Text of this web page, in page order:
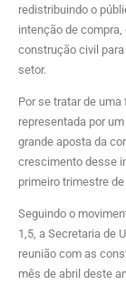
redistribuindo o
intenção de
construção civil
setor.
Por se tratar de
representada por
grande aposta da
crescimento desse
primeiro trimestre de
Seguindo o
1,5, a Secretaria de
reunião com as
mês de abril deste